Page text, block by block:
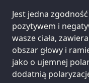
Jest jedna
pozytywem i
wasze ciała,
obszar głowy i
jako o ujemnej
dodatnią